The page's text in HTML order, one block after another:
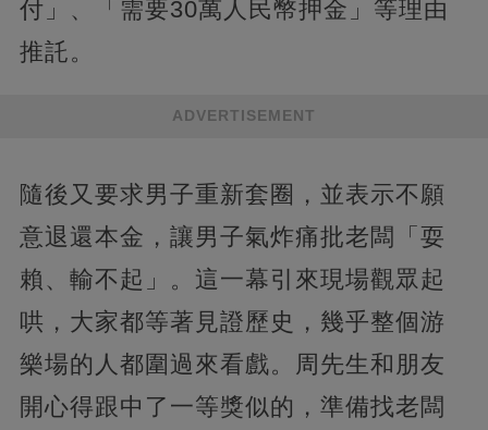
付」、「需要30萬人民幣押金」等理由
推託。
ADVERTISEMENT
隨後又要求男子重新套圈，並表示不願
意退還本金，讓男子氣炸痛批老闆「耍
賴、輸不起」。這一幕引來現場觀眾起
哄，大家都等著見證歷史，幾乎整個游
樂場的人都圍過來看戲。周先生和朋友
開心得跟中了一等獎似的，準備找老闆